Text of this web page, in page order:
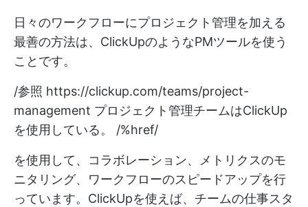
日々のワークフローにプロジェクト管理を加える
最善の方法は、ClickUpのようなPMツールを使う
ことです。
/参照 https://clickup.com/teams/project-
management プロジェクト管理チームはClickUp
を使用している。 /%href/
を使用して、コラボレーション、メトリクスのモ
ニタリング、ワークフローのスピードアップを行
っています。ClickUpを使えば、チームの仕事スタ